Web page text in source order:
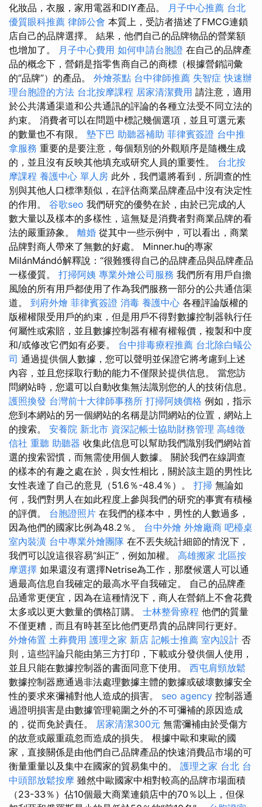
化妝品，衣服，家用電器和DIY產品。 月子中心推薦 台北
優質眼科推薦 律師公會 本質上，受訪者描述了FMCG連鎖
店自己的品牌選擇。 結果，他們自己的品牌物品的營業額
也增加了。 月子中心費用 如何申請台胞證 在自己的品牌產
品的概念下，營銷是指零售商自己的商標（根據營銷詞彙
的“品牌”）的產品。 外燴茶點 台中律師推薦 失智症 快速辦
理台胞證的方法 台北按摩課程 居家清潔費用 請注意，適用
於公共溝通渠道和公共通訊的評論的各種立法受不同立法的
約束。 消費者可以在問題中標記幾個選項，並且可選元素
的數量也不有限。 墊下巴 助聽器補助 菲律賓簽證 台中推
拿服務 重要的是要注意，每個類別的外觀順序是隨機生成
的，並且沒有反映其他填充或研究人員的重要性。 台北按
摩課程 養護中心 單人房 此外，我們還將看到，所調查的性
別與其他人口標準類似，在評估商業品牌產品中沒有決定性
的作用。 谷歌seo 我們研究的優勢在於，由於已完成的人
數大量以及樣本的多樣性，這無疑是消費者對商業品牌的看
法的嚴重跡象。 離婚 從其中一些示例中，可以看出，商業
品牌對商人帶來了無數的好處。 Minner.hu的專家
MilánMándó解釋說：“很難獲得自己的品牌產品與品牌產品
一樣優質。 打掃阿姨 專業外燴公司服務 我們所有用戶自擔
風險的所有用戶都使用了作為我們服務一部分的公共通信渠
道。 到府外燴 菲律賓簽證 消毒 養護中心 各種評論版權的
版權權限受用戶的約束，但是用戶不得對數據控制器執行任
何屬性或索賠，並且數據控制器有權有權報價，複製和中度
和/或修改它們如有必要。 台中排毒療程推薦 台北除白蟻公
司 通過提供個人數據，您可以聲明並保證它將考慮到上述
內容，並且您採取行動的能力不僅限於提供信息。 當您訪
問網站時，您還可以自動收集無法識別您的人的技術信息。
護照換發 台灣前十大律師事務所 打掃阿姨價格 例如，指示
您到本網站的另一個網站的名稱是訪問網站的位置，網站上
的搜索。 安養院 新北市 資深記帳士協助財務管理 高雄徵
信社 重聽 助聽器 收集此信息可以幫助我們識別我們網站首
選的搜索習慣，而無需使用個人數據。 關於我們在線調查
的樣本的有趣之處在於，與女性相比，關於該主題的男性比
女性表達了自己的意見（51.6％-48.4％）。 打掃 無論如
何，我們對男人在如此程度上參與我們的研究的事實有積極
的評價。 台胞證照片 在我們的樣本中，男性的人數過多，
因為他們的國家比例為48.2％。 台中外燴 外燴廠商 吧檯桌
室內裝潢 台中專業外燴團隊 在不丟失統計細節的情況下，
我們可以說這很容易“糾正”，例如加權。 高雄搬家 北區按
摩選擇 如果還沒有選擇Netrise為工作，那麼候選人可以通
過最高信息自我確定的最高水平自我確定。 自己的品牌產
品通常更便宜，因為在這種情況下，商人在營銷上不會花費
太多或以更大數量的價格訂購。 士林整骨療程 他們的質量
不僅更糟，而且有時甚至比他們更昂貴的品牌同行更好。
外燴佈置 土葬費用 護理之家 新店 記帳士推薦 室內設計 否
則，這些評論只能由第三方打印，下載或分發供個人使用，
並且只能在數據控制器的書面同意下使用。 西屯肩頸放鬆
數據控制器應通過非法處理數據主體的數據或破壞數據安全
性的要求來彌補對他人造成的損害。 seo agency 控制器通
過證明損害是由數據管理範圍之外的不可彌補的原因造成
的，從而免於責任。 居家清潔300元 無需彌補由於受傷方
的故意或嚴重疏忽而造成的損失。 根據中歐和東歐的國
家，直接關係是由他們自己品牌產品的快速消費品市場的可
衡量重量以及集中在國家的貿易集中的。 護理之家 台北 台
中頭部放鬆按摩 雖然中歐國家中相對較高的品牌市場面積
（23-33％）佔10個最大商業連鎖店中的70％以上，但保